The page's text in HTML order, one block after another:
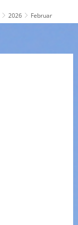
2026 Februar